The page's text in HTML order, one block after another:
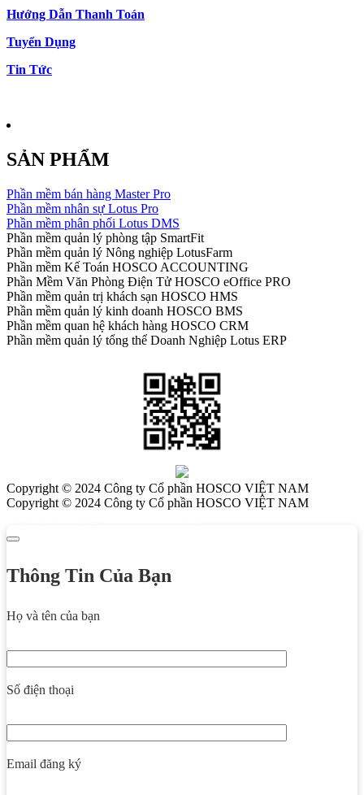
Hướng Dẫn Thanh Toán
Tuyển Dụng
Tin Tức
SẢN PHẨM
Phần mềm bán hàng Master Pro
Phần mềm nhân sự Lotus Pro
Phần mềm phân phối Lotus DMS
Phần mềm quản lý phòng tập SmartFit
Phần mềm quản lý Nông nghiệp LotusFarm
Phần mềm Kế Toán HOSCO ACCOUNTING
Phần Mềm Văn Phòng Điện Tử HOSCO eOffice PRO
Phần mềm quản trị khách sạn HOSCO HMS
Phần mềm quản lý kinh doanh HOSCO BMS
Phần mềm quan hệ khách hàng HOSCO CRM
Phần mềm quản lý tổng thể Doanh Nghiệp Lotus ERP
Copyright © 2024 Công ty Cổ phần HOSCO VIỆT NAM
Copyright © 2024 Công ty Cổ phần HOSCO VIỆT NAM
Thông Tin Của Bạn
Họ và tên của bạn
Số điện thoại
Email đăng ký